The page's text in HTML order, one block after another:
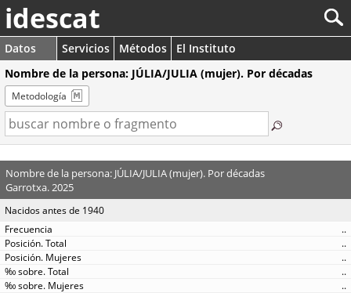
idescat
Datos Servicios Métodos
El Instituto
Nombre de la persona: JÚLIA/JULIA (mujer). Por décadas
Metodología
Nombre de la persona: JÚLIA/JULIA (mujer). Por décadas
Garrotxa. 2025
Nacidos antes de 1940
..
..
..
..
..